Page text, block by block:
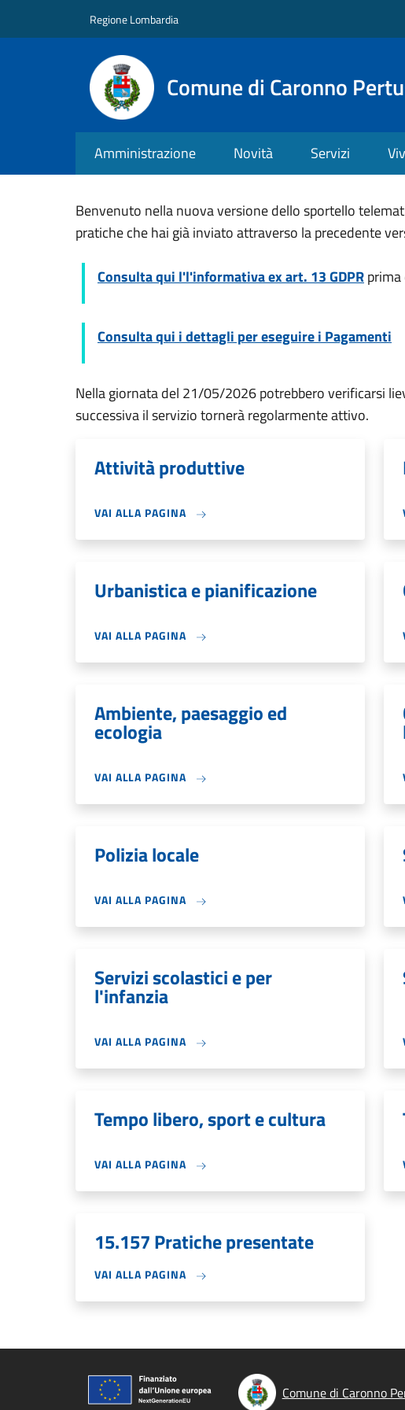
Regione Lombardia
Comune di Caronno
Amministrazione Novità Servizi
Benvenuto nella nuova versione dello sportello
pratiche che hai già inviato attraverso la precedente
Consulta qui l'l'informativa ex art. 13 GDPR
Consulta qui i dettagli per eseguire i Pagamenti
Nella giornata del 21/05/2026 potrebbero verificarsi
successiva il servizio tornerà regolarmente attivo.
Attività produttive
VAI ALLA PAGINA
Urbanistica e pianificazione
VAI ALLA PAGINA
Ambiente, paesaggio ed
ecologia
VAI ALLA PAGINA
Polizia locale
VAI ALLA PAGINA
Servizi scolastici e per
l'infanzia
VAI ALLA PAGINA
Tempo libero, sport e cultura
VAI ALLA PAGINA
15.157 Pratiche presentate
VAI ALLA PAGINA
Comune di Caronno